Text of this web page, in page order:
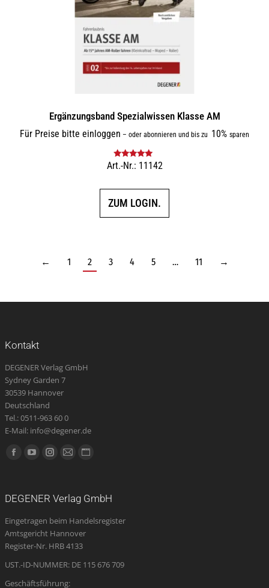
Ergänzungsband Spezialwissen Klasse AM
Für Preise bitte einloggen – oder abonnieren und bis zu 10% sparen
Bewertet mit
Art.-Nr.: 11142
ZUM LOGIN.
← 1 2 3 4 5 … 11 →
Kontakt
DEGENER Verlag GmbH
Sydney Garden 7
30539 Hannover
Deutschland
Tel.: 0511-963 60 0
E-Mail: info@degener.de
Finden Sie uns auf:
Facebook
in
new
window
YouTube
in
new
window
Instagram
in
new
window
E-
opens
in
new
window
Website
in
new
DEGENER Verlag GmbH
Eingetragen beim Handelsregister
Amtsgericht Hannover
Register-Nr. HRB 4133
UST.-ID-NUMMER: DE 115 676 709
Geschäftsführung: